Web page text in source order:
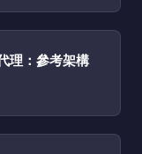
理：參考架構